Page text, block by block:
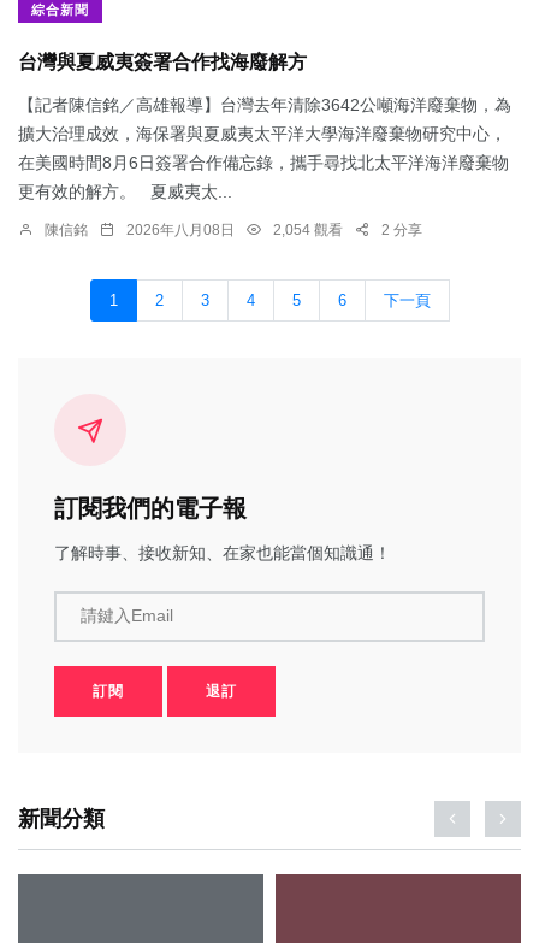
綜合新聞
台灣與夏威夷簽署合作找海廢解方
【記者陳信銘／高雄報導】台灣去年清除3642公噸海洋廢棄物，為
擴大治理成效，海保署與夏威夷太平洋大學海洋廢棄物研究中心，
在美國時間8月6日簽署合作備忘錄，攜手尋找北太平洋海洋廢棄物
更有效的解方。 夏威夷太...
陳信銘 2026年八月08日 2,054 觀看 2 分享
1 2 3 4 5 6 下一頁
訂閱我們的電子報
了解時事、接收新知、在家也能當個知識通！
請鍵入Email
訂閱 退訂
新聞分類